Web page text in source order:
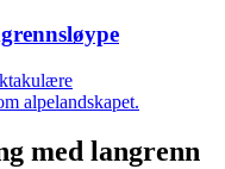
alpelandskapet.
med langrenn